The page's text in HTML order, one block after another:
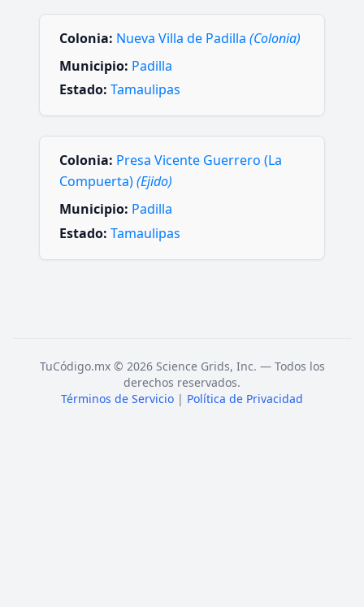
Colonia: Nueva Villa de Padilla (Colonia)
Municipio: Padilla
Estado: Tamaulipas
Colonia: Presa Vicente Guerrero (La
Compuerta)(Ejido)
Municipio: Padilla
Estado: Tamaulipas
TuCódigo.mx © 2026 Science Grids, Inc. — Todos los
derechos reservados.
Términos de Servicio | Política de Privacidad